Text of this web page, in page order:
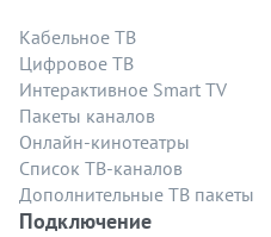
Кабельное ТВ
Цифровое ТВ
Интерактивное Smart TV
Пакеты каналов
Онлайн-кинотеатры
Список ТВ-каналов
Дополнительные ТВ пакеты
Подключение